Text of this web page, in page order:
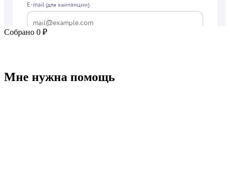
Собрано 0 ₽
Мне нужна помощь